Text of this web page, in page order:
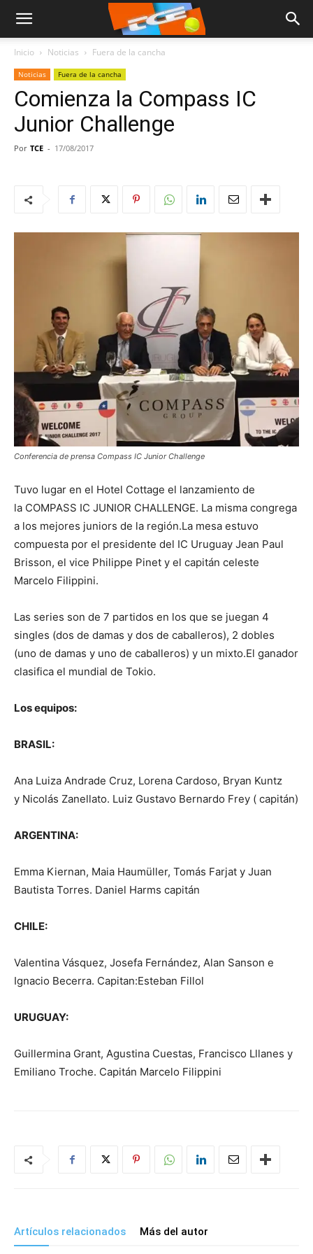
Inicio Noticias Fuera de la cancha
Noticias Fuera de la cancha
Comienza la Compass IC
Junior Challenge
Por TCE - 17/08/2017
Conferencia de prensa Compass IC Junior Challenge
Tuvo lugar en el Hotel Cottage el lanzamiento de
la COMPASS IC JUNIOR CHALLENGE. La misma congrega
a los mejores juniors de la región.La mesa estuvo
compuesta por el presidente del IC Uruguay Jean Paul
Brisson, el vice Philippe Pinet y el capitán celeste
Marcelo Filippini.
Las series son de 7 partidos en los que se juegan 4
singles (dos de damas y dos de caballeros), 2 dobles
(uno de damas y uno de caballeros) y un mixto.El ganador
clasifica el mundial de Tokio.
Los equipos:
BRASIL:
Ana Luiza Andrade Cruz, Lorena Cardoso, Bryan Kuntz
y Nicolás Zanellato. Luiz Gustavo Bernardo Frey ( capitán)
ARGENTINA:
Emma Kiernan, Maia Haumüller, Tomás Farjat y Juan
Bautista Torres. Daniel Harms capitán
CHILE:
Valentina Vásquez, Josefa Fernández, Alan Sanson e
Ignacio Becerra. Capitan:Esteban Fillol
URUGUAY:
Guillermina Grant, Agustina Cuestas, Francisco Lllanes y
Emiliano Troche. Capitán Marcelo Filippini
Artículos relacionados Más del autor